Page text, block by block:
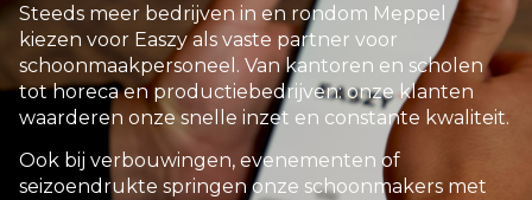
Steeds meer bedrijven in en rondom Meppel
kiezen voor Easzy als vaste partner voor
schoonmaakpersoneel. Van kantoren en scholen
tot horeca en productiebedrijven: onze klanten
waarderen onze snelle inzet en constante kwaliteit.
Ook bij verbouwingen, evenementen of
seizoendrukte springen onze schoonmakers met